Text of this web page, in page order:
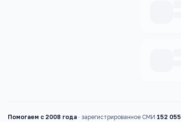
Помогаем с 2008 года · зарегистрированное СМИ·152 055